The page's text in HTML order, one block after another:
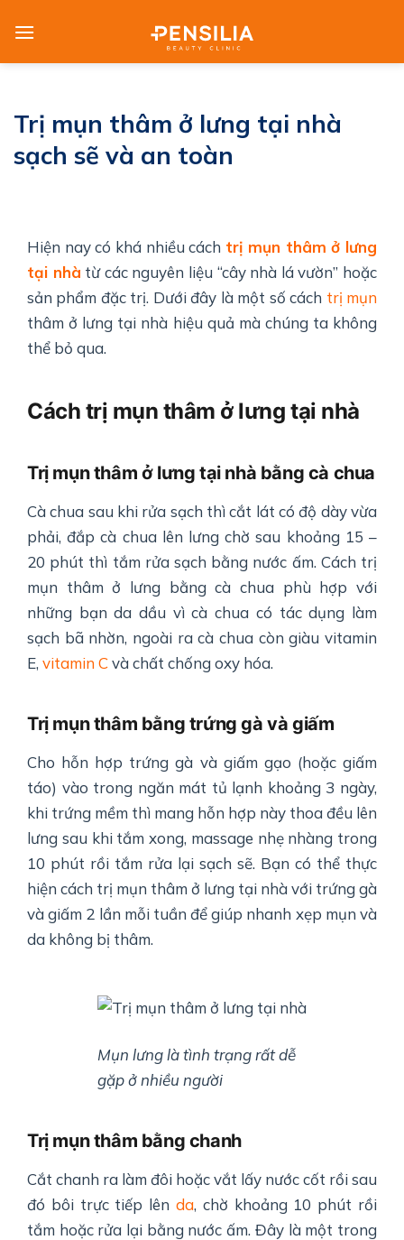
Trị mụn thâm ở lưng tại nhà
sạch sẽ và an toàn
Hiện nay có khá nhiều cách trị mụn thâm ở lưng
tại nhà từ các nguyên liệu “cây nhà lá vườn” hoặc
sản phẩm đặc trị. Dưới đây là một số cách trị mụn
thâm ở lưng tại nhà hiệu quả mà chúng ta không
thể bỏ qua.
Cách trị mụn thâm ở lưng tại nhà
Trị mụn thâm ở lưng tại nhà bằng cà chua
Cà chua sau khi rửa sạch thì cắt lát có độ dày vừa
phải, đắp cà chua lên lưng chờ sau khoảng 15 –
20 phút thì tắm rửa sạch bằng nước ấm. Cách trị
mụn thâm ở lưng bằng cà chua phù hợp với
những bạn da dầu vì cà chua có tác dụng làm
sạch bã nhờn, ngoài ra cà chua còn giàu vitamin
E, vitamin Cvà chất chống oxy hóa.
Trị mụn thâm bằng trứng gà và giấm
Cho hỗn hợp trứng gà và giấm gạo (hoặc giấm
táo) vào trong ngăn mát tủ lạnh khoảng 3 ngày,
khi trứng mềm thì mang hỗn hợp này thoa đều lên
lưng sau khi tắm xong, massage nhẹ nhàng trong
10 phút rồi tắm rửa lại sạch sẽ. Bạn có thể thực
hiện cách trị mụn thâm ở lưng tại nhà với trứng gà
và giấm 2 lần mỗi tuần để giúp nhanh xẹp mụn và
da không bị thâm.
Mụn lưng là tình trạng rất dễ
gặp ở nhiều người
Trị mụn thâm bằng chanh
Cắt chanh ra làm đôi hoặc vắt lấy nước cốt rồi sau
đó bôi trực tiếp lên da, chờ khoảng 10 phút rồi
tắm hoặc rửa lại bằng nước ấm. Đây là một trong